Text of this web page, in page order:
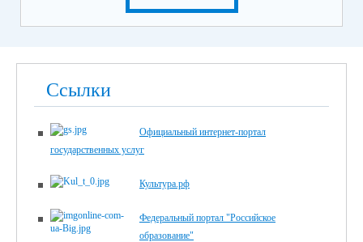
Ссылки
Официальный интернет-портал
государственных услуг
Культура.рф
Федеральный портал "Российское
образование"